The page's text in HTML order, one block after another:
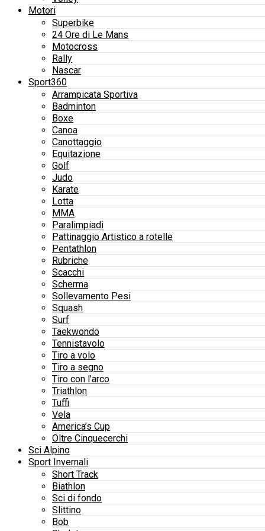
Motori
Superbike
24 Ore di Le Mans
Motocross
Rally
Nascar
Sport360
Arrampicata Sportiva
Badminton
Boxe
Canoa
Canottaggio
Equitazione
Golf
Judo
Karate
Lotta
MMA
Paralimpiadi
Pattinaggio Artistico a rotelle
Pentathlon
Rubriche
Scacchi
Scherma
Sollevamento Pesi
Squash
Surf
Taekwondo
Tennistavolo
Tiro a volo
Tiro a segno
Tiro con l’arco
Triathlon
Tuffi
Vela
America’s Cup
Oltre Cinquecerchi
Sci Alpino
Sport Invernali
Short Track
Biathlon
Sci di fondo
Slittino
Bob